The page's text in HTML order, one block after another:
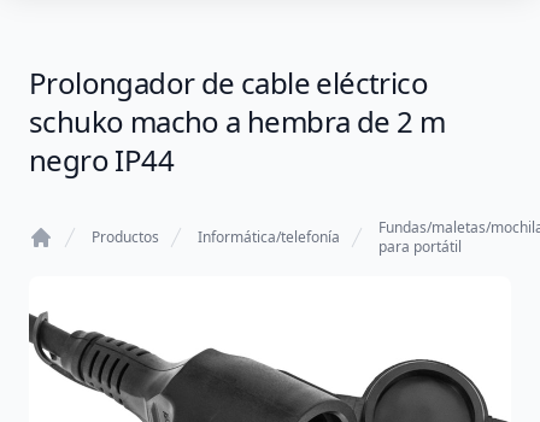
Prolongador de cable eléctrico
schuko macho a hembra de 2 m
negro IP44
Productos Informática/telefonía
Fundas/maletas/
para portátil